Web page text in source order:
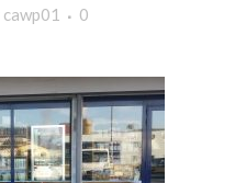
cawp01
0